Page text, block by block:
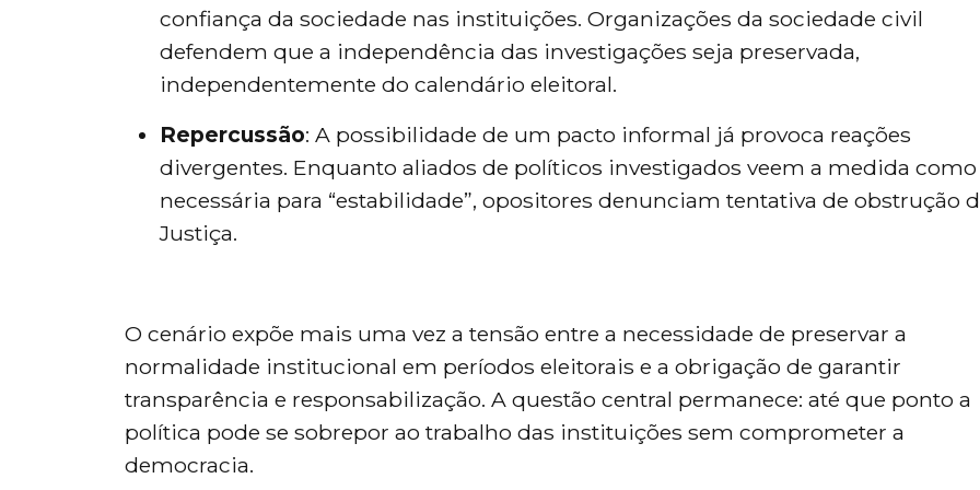
confiança da sociedade nas instituições. Organizações da sociedade civil
defendem que a independência das investigações seja preservada,
independentemente do calendário eleitoral.
Repercussão: A possibilidade de um pacto informal já provoca reações
divergentes. Enquanto aliados de políticos investigados veem a medida como
necessária para “estabilidade”, opositores denunciam tentativa de obstrução
Justiça.
O cenário expõe mais uma vez a tensão entre a necessidade de preservar a
normalidade institucional em períodos eleitorais e a obrigação de garantir
transparência e responsabilização. A questão central permanece: até que ponto a
política pode se sobrepor ao trabalho das instituições sem comprometer a
democracia.